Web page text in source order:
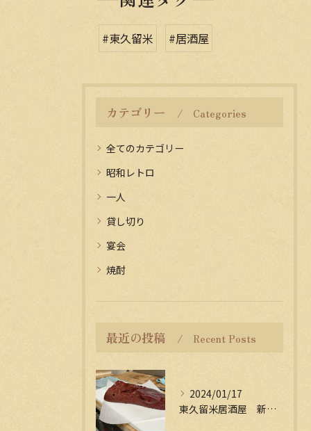
#東久留米 #居酒屋
カテゴリー Categories
全てのカテゴリー
昭和レトロ
一人
貸し切り
宴会
焼酎
最近の投稿 Recent Posts
2024/01/17
東久留米居酒屋 新年会受付中